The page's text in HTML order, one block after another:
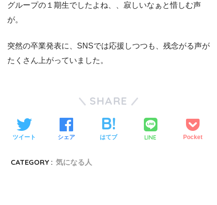
グループの１期生でしたよね、、寂しいなぁと惜しむ声
が。
突然の卒業発表に、SNSでは応援しつつも、残念がる声が
たくさん上がっていました。
SHARE
ツイート シェア はてブ LINE Pocket
CATEGORY : 気になる人